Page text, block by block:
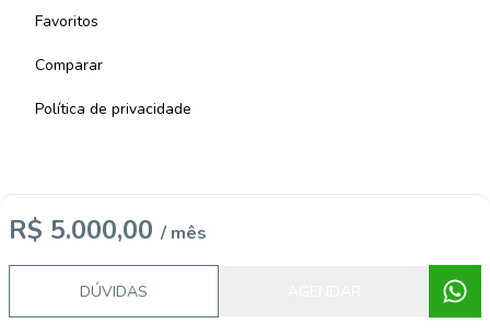
R$ 5.000,00 / mês
DÚVIDAS
Favoritos
Comparar
Política de privacidade
Imobiliária Certificada:
Selo de Tecnologia Loft